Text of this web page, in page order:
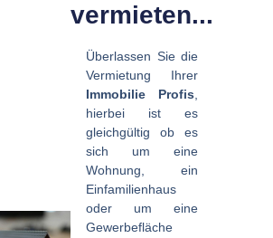
vermieten...
Überlassen Sie die
Vermietung Ihrer
Immobilie Profis,
hierbei ist es
gleichgültig ob es
sich um eine
Wohnung, ein
Einfamilienhaus
oder um eine
Gewerbefläche